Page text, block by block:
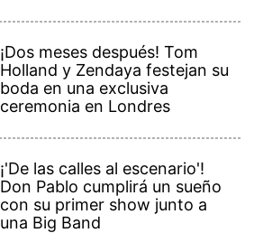
¡Dos meses después! Tom
Holland y Zendaya festejan su
boda en una exclusiva
ceremonia en Londres
¡'De las calles al escenario'!
Don Pablo cumplirá un sueño
con su primer show junto a
una Big Band